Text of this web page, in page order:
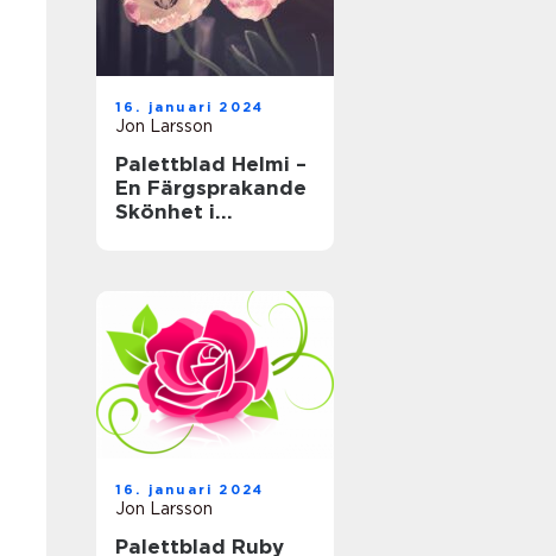
16. januari 2024
Jon Larsson
Palettblad Helmi –
En Färgsprakande
Skönhet i
16. januari 2024
Jon Larsson
Palettblad Ruby